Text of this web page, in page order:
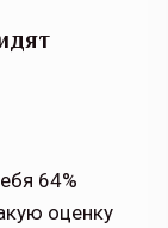
64%
оценку